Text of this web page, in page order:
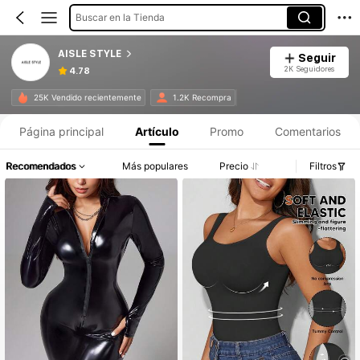
Buscar en la Tienda
AISLE STYLE
4.78
Seguir
2K Seguidores
25K Vendido recientemente 1.2K Recompra
Página principal Artículo Promo Comentarios
Recomendados Más populares Precio Filtros